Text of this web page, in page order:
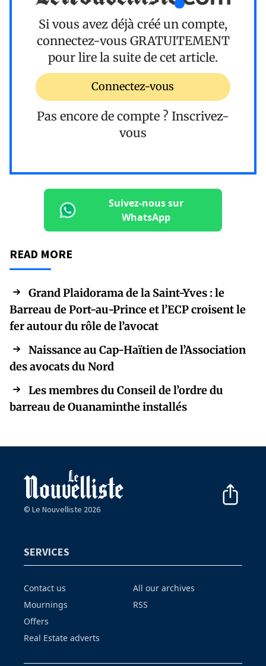
Si vous avez déjà créé un compte,
connectez-vous GRATUITEMENT
pour lire la suite de cet article.
Connectez-vous
Pas encore de compte ? Inscrivez-
vous
Suivez-nous sur
WhatsApp
READ MORE
Grand Plaidorama de la Saint-Yves : le
Barreau de Port-au-Prince et l’ECP croisent le
fer autour du rôle de l’avocat
Naissance au Cap-Haïtien de l’Association
des avocats du Nord
Les membres du Conseil de l’ordre du
barreau de Ouanaminthe installés
© Le Nouvelliste 2026
SERVICES
Contact us
Mournings
Offers
Real Estate adverts
All our archives
RSS